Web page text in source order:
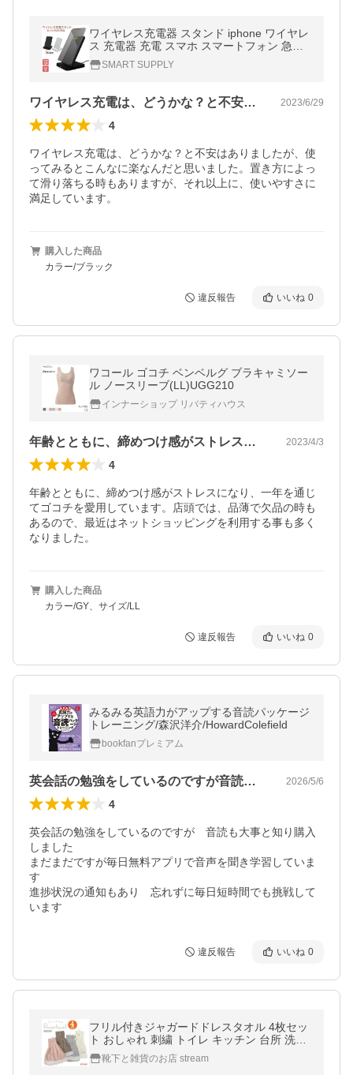
ワイヤレス充電器 スタンド iphone ワイヤレ
ス 充電器 充電 スマホ スマートフォン 急速
充電 Qi充電
SMART SUPPLY
ワイヤレス充電は、どうかな？と不安はあ… 2023/6/29
4
ワイヤレス充電は、どうかな？と不安はありましたが、使
ってみるとこんなに楽なんだと思いました。置き方によっ
て滑り落ちる時もありますが、それ以上に、使いやすさに
満足しています。
購入した商品
カラー/ブラック
違反報告 いいね 0
ワコール ゴコチ ベンベルグ ブラキャミソー
ル ノースリーブ(LL)UGG210
インナーショップ リバティハウス
年齢とともに、締めつけ感がストレスにな… 2023/4/3
4
年齢とともに、締めつけ感がストレスになり、一年を通じ
てゴコチを愛用しています。店頭では、品薄で欠品の時も
あるので、最近はネットショッピングを利用する事も多く
なりました。
購入した商品
カラー/GY、サイズ/LL
違反報告 いいね 0
みるみる英語力がアップする音読パッケージ
トレーニング/森沢洋介/HowardColefield
bookfanプレミアム
英会話の勉強をしているのですが音読も大… 2026/5/6
4
英会話の勉強をしているのですが　音読も大事と知り購入
しました
まだまだですが毎日無料アプリで音声を聞き学習していま
す
進捗状況の通知もあり　忘れずに毎日短時間でも挑戦して
います
違反報告 いいね 0
フリル付きジャガードドレスタオル 4枚セッ
ト おしゃれ 刺繍 トイレ キッチン 台所 洗面
所 可愛い タオル ジャガード 綿100 手拭き
まとめ買い 送料無料
靴下と雑貨のお店 stream